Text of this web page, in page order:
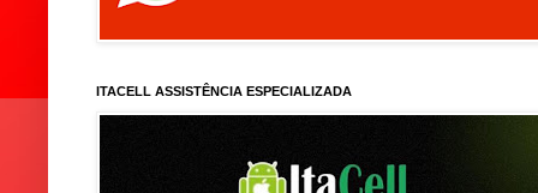
ITACELL ASSISTÊNCIA ESPECIALIZADA